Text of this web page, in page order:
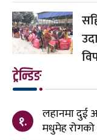
ट्रेन्डिङ
१.
लहानमा दुई
मधुमेह